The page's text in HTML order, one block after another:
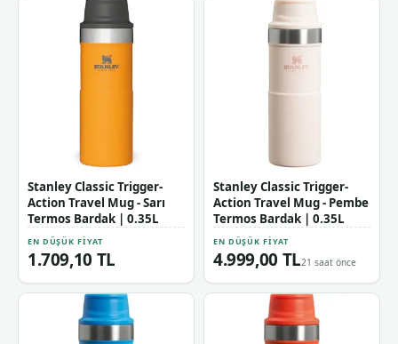
Stanley Classic Trigger-
Action Travel Mug - Sarı
Termos Bardak | 0.35L
EN DÜŞÜK FIYAT
1.709,10 TL
Stanley Classic Trigger-
Action Travel Mug - Pembe
Termos Bardak | 0.35L
EN DÜŞÜK FIYAT
4.999,00 TL21 saat önce